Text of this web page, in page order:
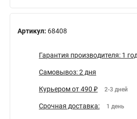
Артикул: 68408
Гарантия производителя: 1
Самовывоз: 2 дня
Курьером от 490 ₽ 2-3 дней
Срочная доставка: 1 день